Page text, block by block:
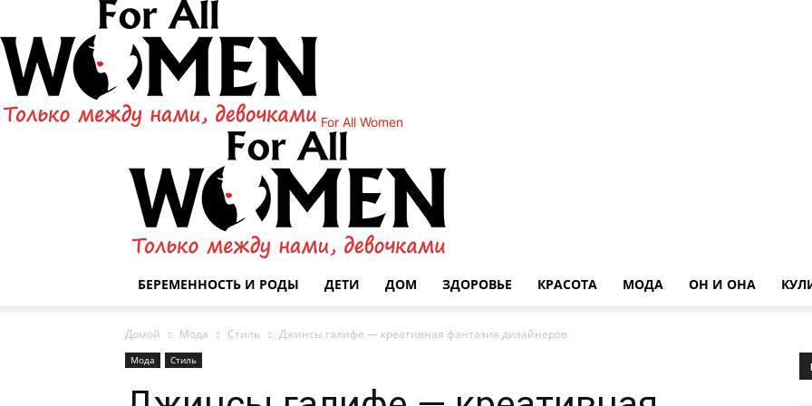
For All Women
БЕРЕМЕННОСТЬ И РОДЫ ДЕТИ ДОМ ЗДОРОВЬЕ КРАСОТА МОДА ОН И ОНА
Домой Мода Стиль Джинсы галифе — креативная фантазия дизайнеров
Мода Стиль